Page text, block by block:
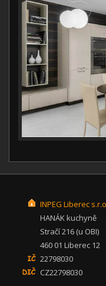
INPEG Liberec
HANÁK kuchyně
Stračí 216 (u OBI)
460 01 Liberec 12
22798030
CZ22798030